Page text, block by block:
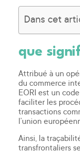
Dans cet
que
Attribué à un
du commerce
EORI est un
faciliter les
transactions
l’union
Ainsi, la
transfrontaliers